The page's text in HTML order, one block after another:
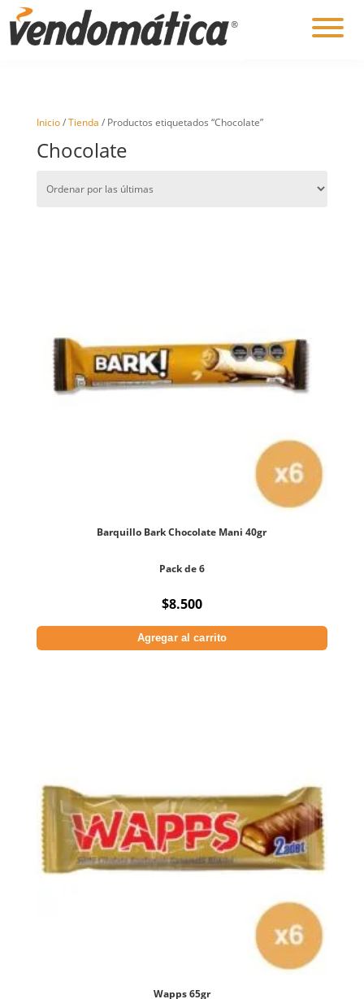
Inicio/Tienda / Productos etiquetados “Chocolate”
Chocolate
Barquillo Bark Chocolate Mani 40gr
Pack de 6
$8.500
Agregar al carrito
Wapps 65gr